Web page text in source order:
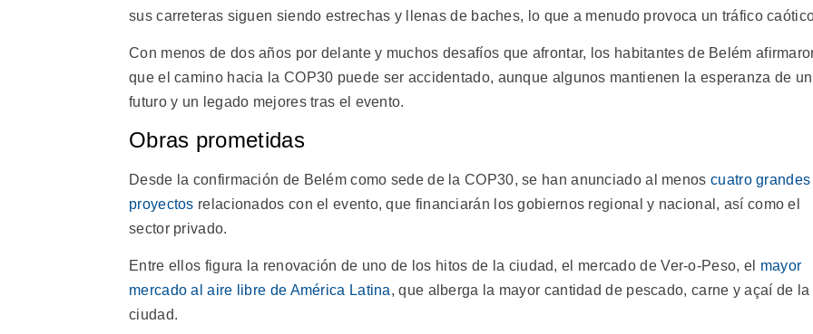
sus carreteras siguen siendo estrechas y llenas de baches, lo que a menudo provoca un tráfico
Con menos de dos años por delante y muchos desafíos que afrontar, los habitantes de Belém
que el camino hacia la COP30 puede ser accidentado, aunque algunos mantienen la esperanza de un
futuro y un legado mejores tras el evento.
Obras prometidas
Desde la confirmación de Belém como sede de la COP30, se han anunciado al menos cuatro grandes
proyectos relacionados con el evento, que financiarán los gobiernos regional y nacional, así como el
sector privado.
Entre ellos figura la renovación de uno de los hitos de la ciudad, el mercado de Ver-o-Peso, el mayor
mercado al aire libre de América Latina, que alberga la mayor cantidad de pescado, carne y açaí de la
ciudad.